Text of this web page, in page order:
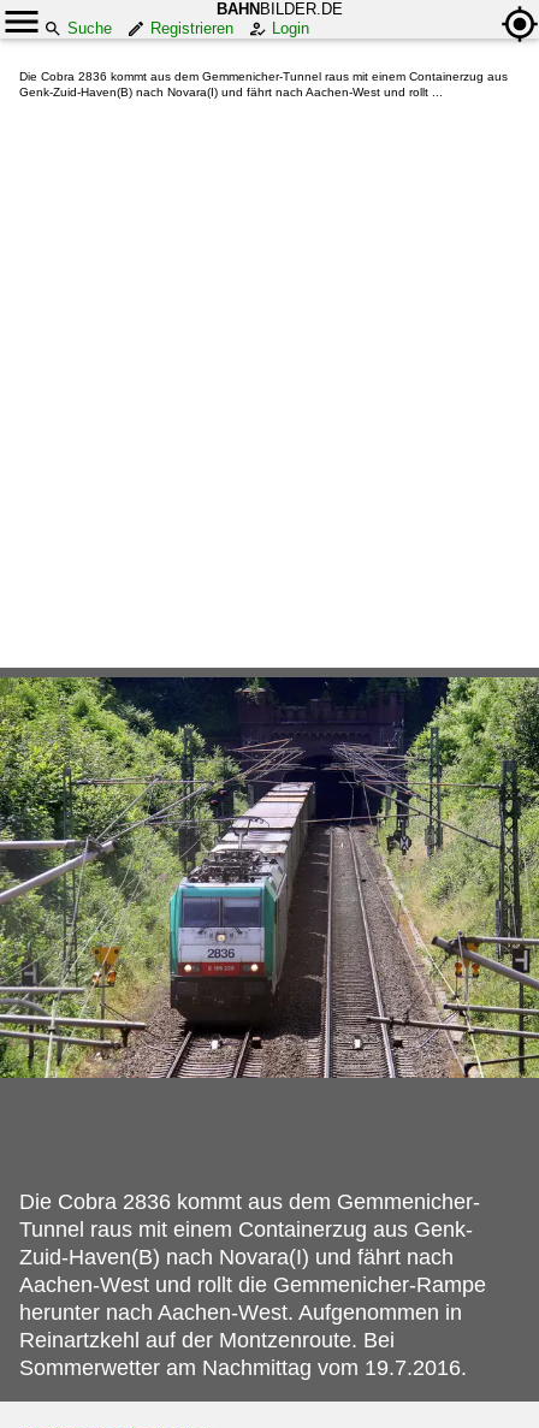
BAHN BILDER.DE
Suche
Registrieren Login
Die Cobra 2836 kommt aus dem Gemmenicher-Tunnel raus mit einem Containerzug aus
Genk-Zuid-Haven(B) nach Novara(I) und fährt nach Aachen-West und rollt ...
Die Cobra 2836 kommt aus dem Gemmenicher-
Tunnel raus mit einem Containerzug aus Genk-
Zuid-Haven(B) nach Novara(I) und fährt nach
Aachen-West und rollt die Gemmenicher-Rampe
herunter nach Aachen-West. Aufgenommen in
Reinartzkehl auf der Montzenroute. Bei
Sommerwetter am Nachmittag vom 19.7.2016.